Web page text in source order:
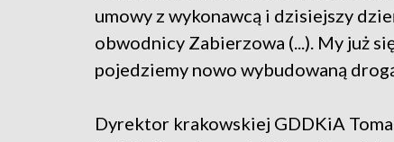
umowy z wykonawcą i dzisiejszy
obwodnicy Zabierzowa (...). My już
pojedziemy nowo wybudowaną
Dyrektor krakowskiej GDDKiA